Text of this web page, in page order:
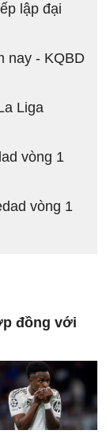
lập đại
nay - KQBD
Liga
vòng 1
vòng 1
đồng với